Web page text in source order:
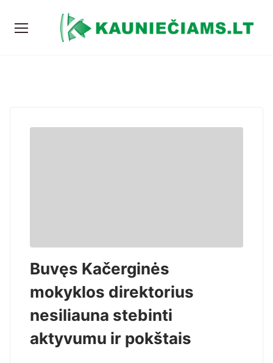
Buvęs Kačerginės
mokyklos direktorius
nesiliauna stebinti
aktyvumu ir pokštais